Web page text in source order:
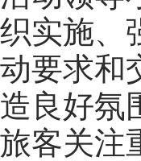
织实施、
动要求和
造良好氛
旅客关注